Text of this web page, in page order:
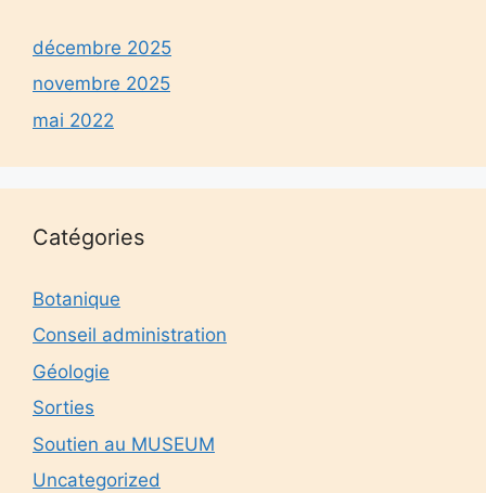
décembre 2025
novembre 2025
mai 2022
Catégories
Botanique
Conseil administration
Géologie
Sorties
Soutien au MUSEUM
Uncategorized